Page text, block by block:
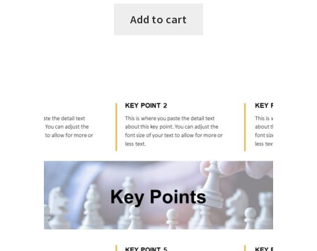
Add to cart